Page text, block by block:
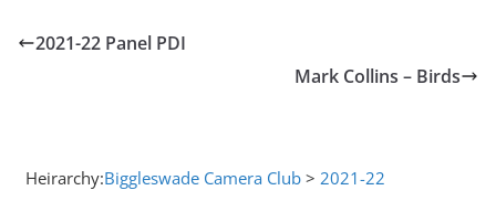
2021-22 Panel PDI
Mark Collins – Birds
Heirarchy:Biggleswade Camera Club >2021-22